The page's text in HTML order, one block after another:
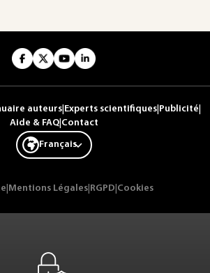
auteurs Experts scientifiques Publicité
Aide & FAQ| Contact
Français
Mentions Légales RGPD Cookies